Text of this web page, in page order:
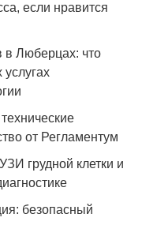
если нравится
в Люберцах: что
от Регламентум
грудной клетки и
безопасный